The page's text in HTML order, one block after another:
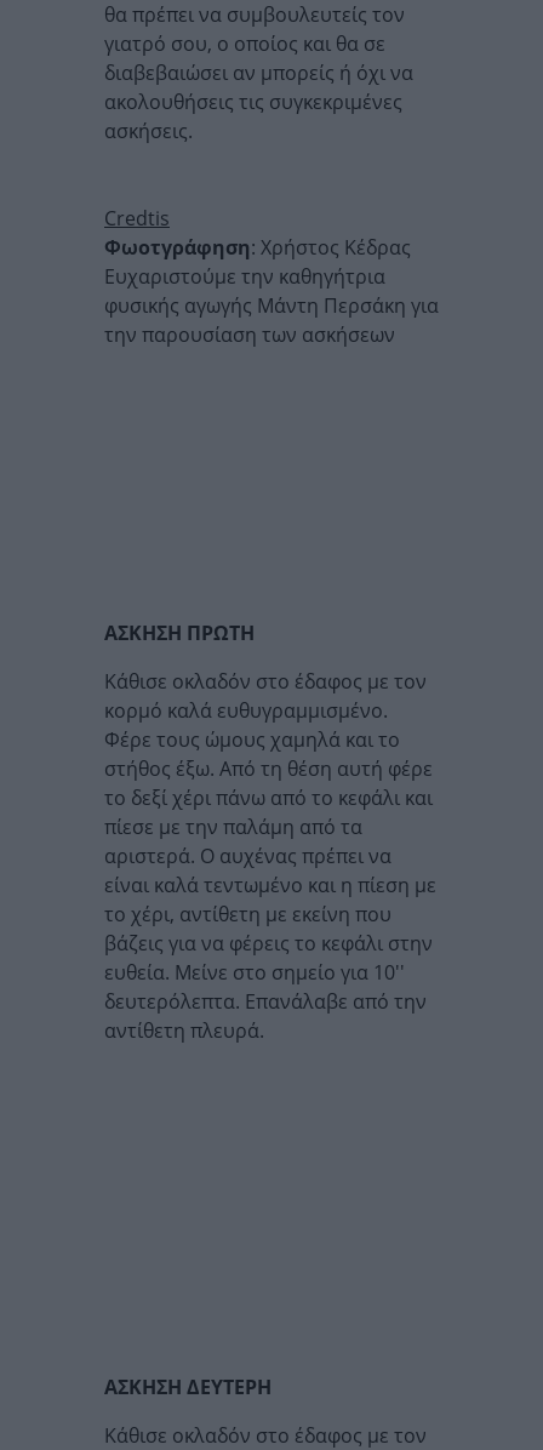
θα πρέπει να συμβουλευτείς τον
γιατρό σου, ο οποίος και θα σε
διαβεβαιώσει αν μπορείς ή όχι να
ακολουθήσεις τις συγκεκριμένες
ασκήσεις.
Credtis
Φωοτγράφηση: Χρήστος Κέδρας
Ευχαριστούμε την καθηγήτρια
φυσικής αγωγής Μάντη Περσάκη για
την παρουσίαση των ασκήσεων
ΑΣΚΗΣΗ ΠΡΩΤΗ
Κάθισε οκλαδόν στο έδαφος με τον
κορμό καλά ευθυγραμμισμένο.
Φέρε τους ώμους χαμηλά και το
στήθος έξω. Από τη θέση αυτή φέρε
το δεξί χέρι πάνω από το κεφάλι και
πίεσε με την παλάμη από τα
αριστερά. Ο αυχένας πρέπει να
είναι καλά τεντωμένο και η πίεση με
το χέρι, αντίθετη με εκείνη που
βάζεις για να φέρεις το κεφάλι στην
ευθεία. Μείνε στο σημείο για 10''
δευτερόλεπτα. Επανάλαβε από την
αντίθετη πλευρά.
ΑΣΚΗΣΗ ΔΕΥΤΕΡΗ
Κάθισε οκλαδόν στο έδαφος με τον